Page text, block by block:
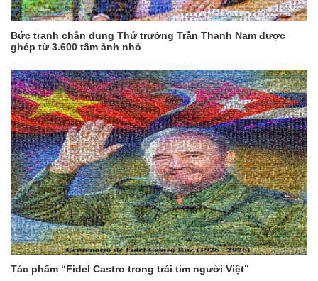
Bức tranh chân dung Thứ trưởng Trần Thanh Nam được
ghép từ 3.600 tấm ảnh nhỏ
Tác phẩm “Fidel Castro trong trái tim người Việt”